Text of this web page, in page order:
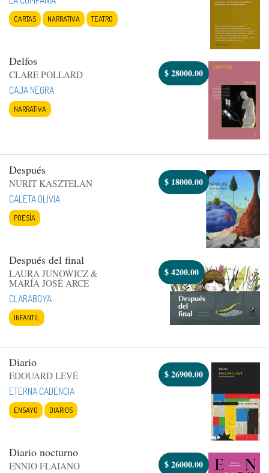
CARTAS NARRATIVA TEATRO
Delfos
CLARE POLLARD
CAJA NEGRA
NARRATIVA
$28000.00
Después
NURIT KASZTELAN
CALETA OLIVIA
POESÍA
$ 18000.00
Después del final
LAURA JUNOWICZ &
MARÍA JOSÉ ARCE
CLARABOYA
INFANTIL
$4200.00
Diario
EDOUARD LEVÉ
ETERNA CADENCIA
ENSAYO DIARIOS
$26900.00
Diario nocturno
ENNIO FLAIANO
$26000.00